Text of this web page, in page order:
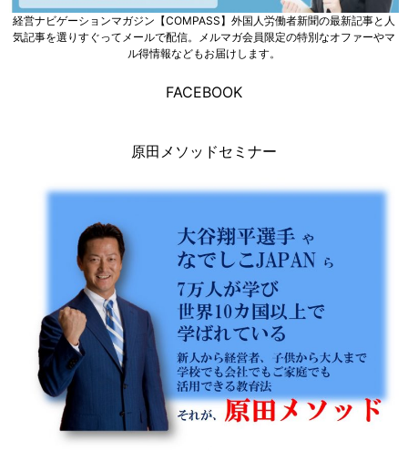
経営ナビゲーションマガジン【COMPASS】外国人労働者新聞の最新記事と人
気記事を選りすぐってメールで配信。メルマガ会員限定の特別なオファーやマ
ル得情報などもお届けします。
FACEBOOK
原田メソッドセミナー